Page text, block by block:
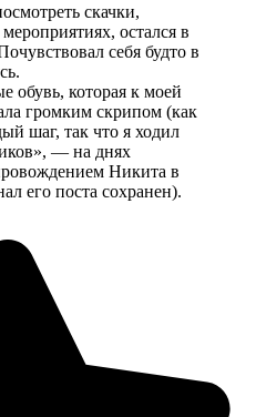
скачки,
остался в
себя будто в
обувь, которая к моей
громким скрипом (как
шаг, так что я ходил
— на днях
Никита в
его поста сохранен).